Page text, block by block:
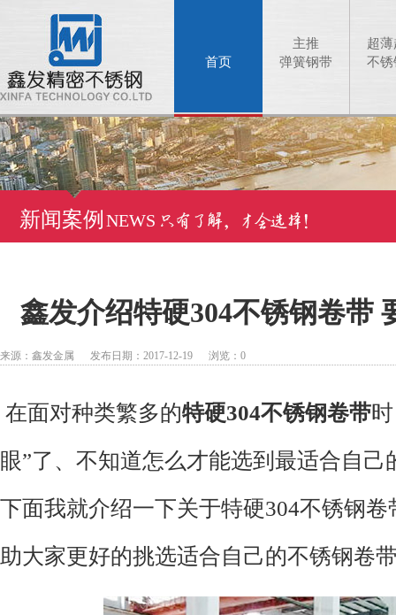
首页
主推
弹簧钢带
超
不锈
新闻案例 NEWS
鑫发介绍特硬304不锈钢卷带
来源：鑫发金属 发布日期：2017-12-19 浏览： 0
在面对种类繁多的特硬304不锈钢卷带
眼”了、不知道怎么才能选到最适合自己
下面我就介绍一下关于特硬304不锈钢卷
助大家更好的挑选适合自己的不锈钢卷